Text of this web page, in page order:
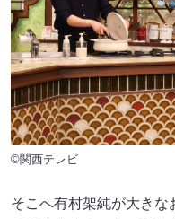
©関西テレビ
そこへ有村架純が大きな